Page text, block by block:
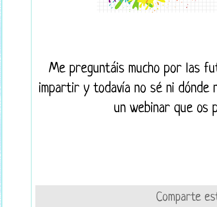
Me preguntáis mucho por las
impartir y todavía no sé ni dónde
un webinar que os
Comparte